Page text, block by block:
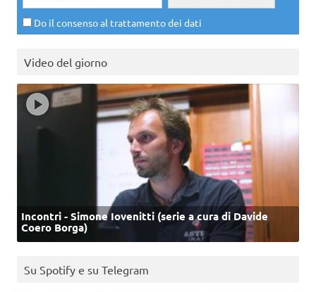
Do il consenso al trattamento dei dati
Video del giorno
Incontri - Simone Iovenitti (serie a cura di Davide
Coero Borga)
Su Spotify e su Telegram